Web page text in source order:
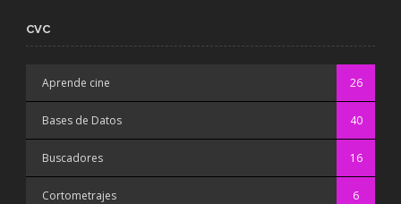
CVC
Aprende cine 26
Bases de Datos 40
Buscadores 16
Cortometrajes 6